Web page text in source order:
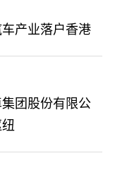
产业落户香港
团股份有限公